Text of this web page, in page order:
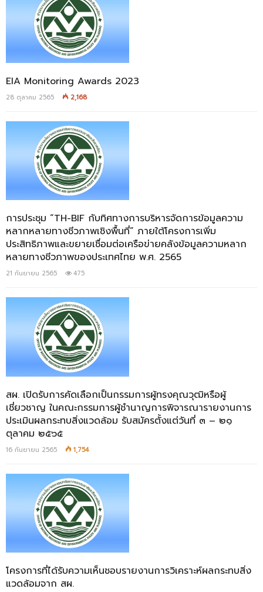
EIA Monitoring Awards 2023
28 ตุลาคม 2565 2,168
การประชุม “TH-BIF กับทิศทางการบริหารจัดการข้อมูลความ
หลากหลายทางชีวภาพเชิงพื้นที่” ภายใต้โครงการเพิ่ม
ประสิทธิภาพและขยายเชื่อมต่อเครือข่ายคลังข้อมูลความหลาก
หลายทางชีวภาพของประเทศไทย พ.ศ. 2565
21 กันยายน 2565 475
สผ. เปิดรับการคัดเลือกเป็นกรรมการผู้ทรงคุณวุฒิหรือผู้
เชี่ยวชาญ ในคณะกรรมการผู้ชำนาญการพิจารณารายงานการ
ประเมินผลกระทบสิ่งแวดล้อม รับสมัครตั้งแต่วันที่ ๓ – ๒๑
ตุลาคม ๒๕๖๕
16 กันยายน 2565 1,754
โครงการที่ได้รับความเห็นชอบรายงานการวิเคราะห์ผลกระทบสิ่ง
แวดล้อมจาก สผ.